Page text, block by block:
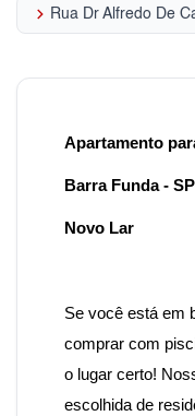
keyboard_arrow_right Rua Dr Alfredo De
Apartamento
Barra Funda -
Novo Lar
Se você está em
comprar com
o lugar certo!
escolhida de